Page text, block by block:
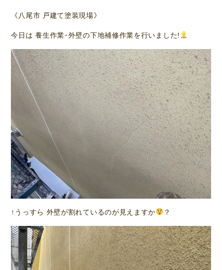
《八尾市 戸建て塗装現場》
今日は 養生作業･外壁の下地補修作業を行いました!
↑うっすら 外壁が割れているのが見えますか ？